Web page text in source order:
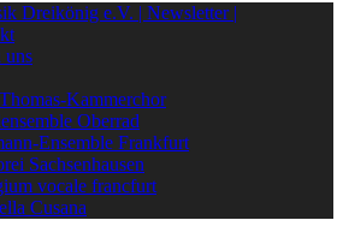
Dreikönig e.V. | Newsletter |
uns
Kammerchor
Oberrad
Ensemble Frankfurt
Sachsenhausen
vocale francfurt
Cusana